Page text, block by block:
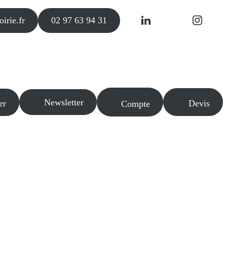
02 97 63 94 31
Newsletter Compte Devis